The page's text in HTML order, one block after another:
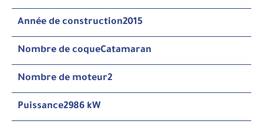
Année de construction2015
Nombre de coqueCatamaran
Nombre de moteur2
Puissance2986 kW